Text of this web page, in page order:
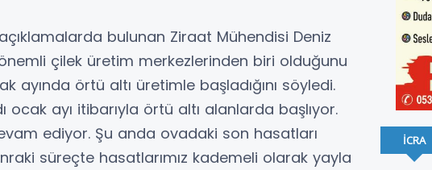
bulunan Ziraat Mühendisi Deniz
çilek üretim merkezlerinden biri olduğunu
ayında örtü altı üretimle başladığını söyledi.
ocak ayı itibarıyla örtü altı alanlarda başlıyor.
ediyor. Şu anda ovadaki son hasatları
süreçte hasatlarımız kademeli olarak yayla